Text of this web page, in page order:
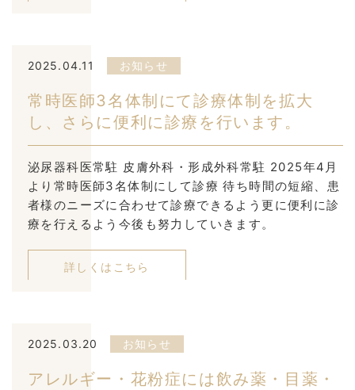
2025.04.11 お知らせ
常時医師3名体制にて診療体制を拡大
し、さらに便利に診療を行います。
泌尿器科医常駐 皮膚外科・形成外科常駐 2025年4月
より常時医師3名体制にして診療 待ち時間の短縮、患
者様のニーズに合わせて診療できるよう更に便利に診
療を行えるよう今後も努力していきます。
詳しくはこちら
2025.03.20 お知らせ
アレルギー・花粉症には飲み薬・目薬・